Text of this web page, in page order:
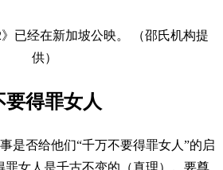
已经在新加坡公映。 （邵氏机构提
供）
要得罪女人
是否给他们“千万不要得罪女人”的启